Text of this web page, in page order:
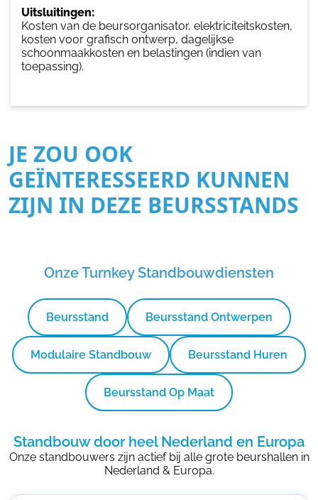
Uitsluitingen:
Kosten van de beursorganisator, elektriciteitskosten,
kosten voor grafisch ontwerp, dagelijkse
schoonmaakkosten en belastingen (indien van
toepassing).
JE ZOU OOK
GEÏNTERESSEERD KUNNEN
ZIJN IN DEZE BEURSSTANDS
Onze Turnkey Standbouwdiensten
Beursstand Beursstand Ontwerpen
Modulaire Standbouw Beursstand Huren
Beursstand Op Maat
Standbouw door heel Nederland en Europa
Onze standbouwers zijn actief bij alle grote beurshallen in
Nederland & Europa.